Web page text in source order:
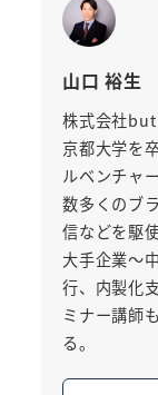
山口 裕生
株式会社
京都大学を
ルベンチャ
数多くのブ
信などを駆
大手企業～
行、内製化
ミナー講師
る。